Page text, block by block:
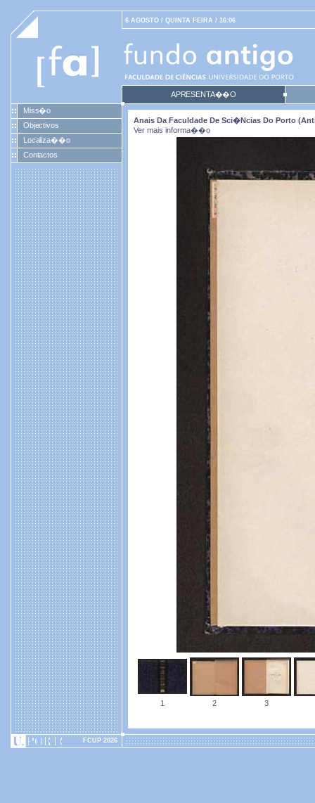
6 AGOSTO / QUINTA FEIRA / 16:06
APRESENTA��O
Miss�o
Objectivos
Localiza��o
Contactos
Anais Da Faculdade De Sci�ncias Do Porto
Ver mais informa��o
1 2 3
FCUP 2026